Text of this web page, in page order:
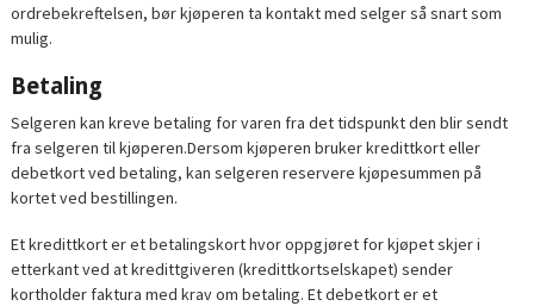
ordrebekreftelsen, bør kjøperen ta kontakt med selger så snart som
mulig.
Betaling
Selgeren kan kreve betaling for varen fra det tidspunkt den blir sendt
fra selgeren til kjøperen.Dersom kjøperen bruker kredittkort eller
debetkort ved betaling, kan selgeren reservere kjøpesummen på
kortet ved bestillingen.
Et kredittkort er et betalingskort hvor oppgjøret for kjøpet skjer i
etterkant ved at kredittgiveren (kredittkortselskapet) sender
kortholder faktura med krav om betaling. Et debetkort er et